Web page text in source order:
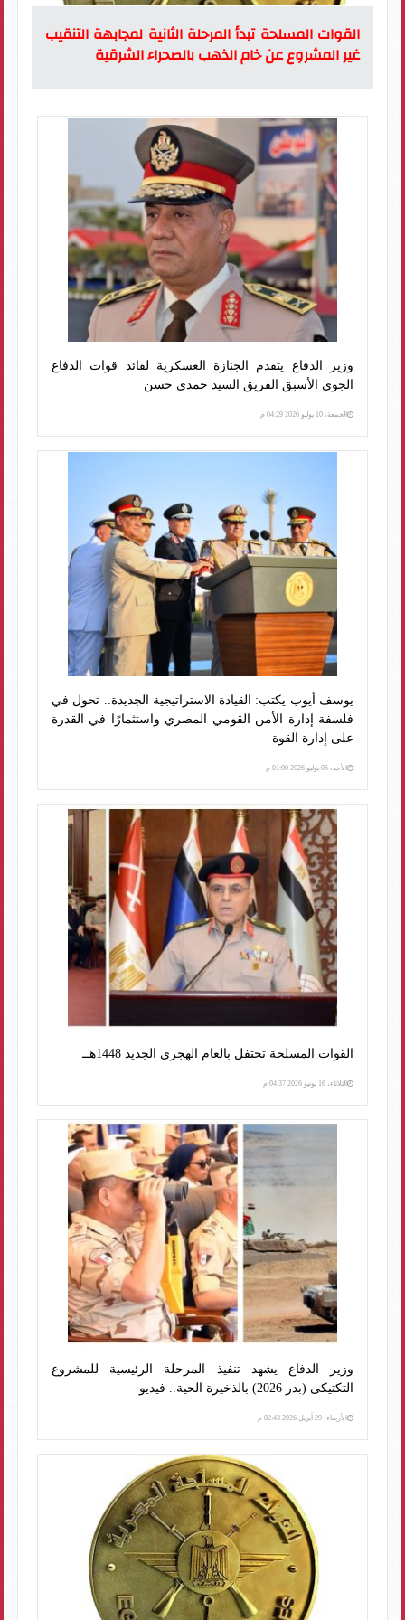
القوات المسلحة تبدأ المرحلة الثانية لمجابهة التنقيب
غير المشروع عن خام الذهب بالصحراء الشرقية
وزير الدفاع يتقدم الجنازة العسكرية لقائد قوات الدفاع
الجوي الأسبق الفريق السيد حمدي حسن
الجمعة، 10 يوليو 2026 04:29 م
يوسف أيوب يكتب: القيادة الاستراتيجية الجديدة.. تحول في
فلسفة إدارة الأمن القومي المصري واستثمارًا في القدرة
على إدارة القوة
الأحد، 05 يوليو 2026 01:00 م
القوات المسلحة تحتفل بالعام الهجرى الجديد 1448هــ
الثلاثاء، 16 يونيو 2026 04:37 م
وزير الدفاع يشهد تنفيذ المرحلة الرئيسية للمشروع
التكتيكى (بدر 2026) بالذخيرة الحية.. فيديو
الأربعاء، 29 أبريل 2026 02:43 م